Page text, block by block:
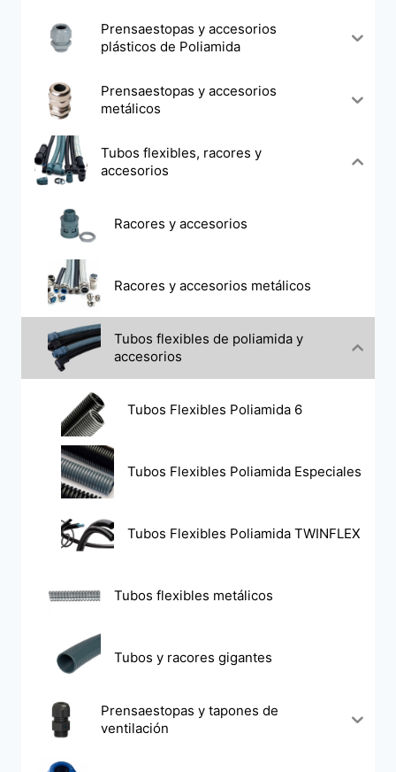
Prensaestopas y accesorios
plásticos de Poliamida
Prensaestopas y accesorios
metálicos
Tubos flexibles, racores y
accesorios
Racores y accesorios
Racores y accesorios metálicos
Tubos flexibles de poliamida y
accesorios
Tubos Flexibles Poliamida 6
Tubos Flexibles Poliamida Especiales
Tubos Flexibles Poliamida TWINFLEX
Tubos flexibles metálicos
Tubos y racores gigantes
Prensaestopas y tapones de
ventilación